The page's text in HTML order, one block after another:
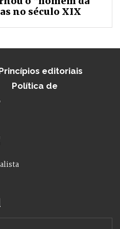
no século XIX
editoriais
Política de